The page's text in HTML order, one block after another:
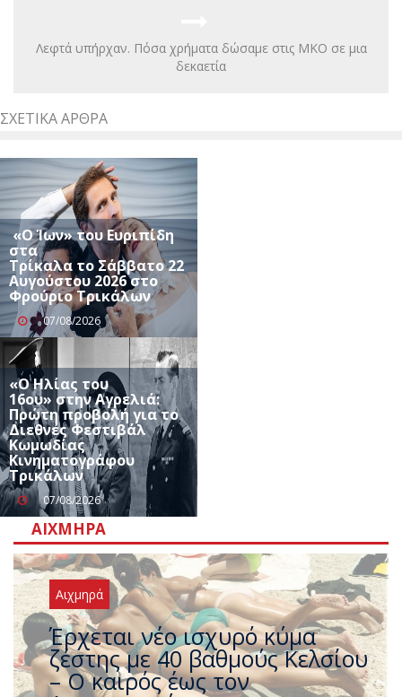
Λεφτά υπήρχαν. Πόσα χρήματα δώσαμε στις ΜΚΟ σε μια
δεκαετία
ΣΧΕΤΙΚΆ ΆΡΘΡΑ
«Ο Ίων» του Ευριπίδη
στα
Τρίκαλα το Σάββατο 22
Αυγούστου 2026 στο
Φρούριο Τρικάλων
07/08/2026
«Ο Ηλίας του
16ου» στην Αγρελιά:
Πρώτη προβολή για το
Διεθνές Φεστιβάλ
Κωμωδίας
Κινηματογράφου
Τρικάλων
07/08/2026
ΑΙΧΜΗΡΆ
Αιχμηρά
Άφαντος ο Τσίπρας… την ώρα
που η χώρα καίγεται